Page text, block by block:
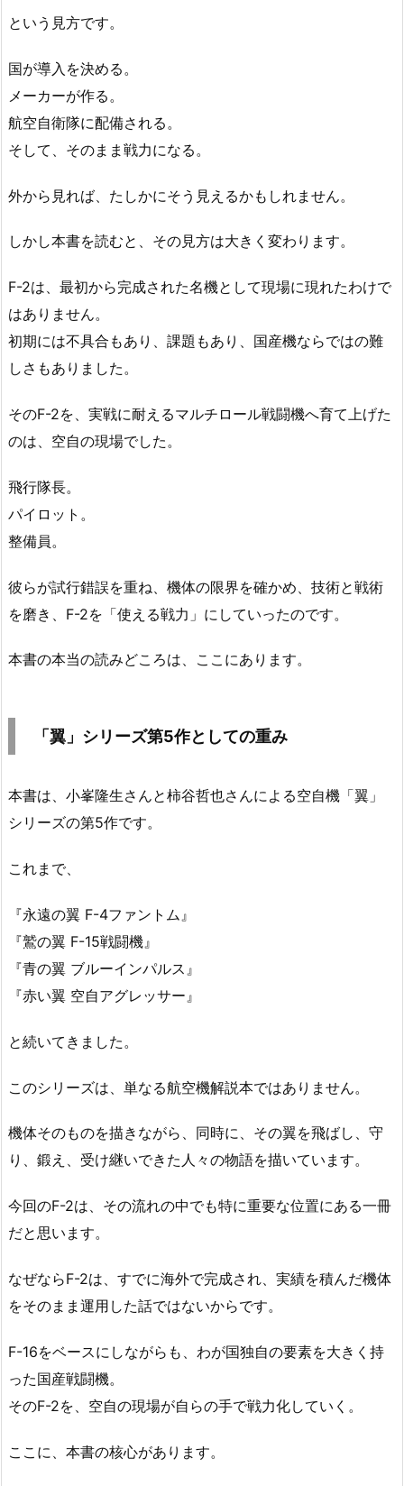
という見方です。
国が導入を決める。
メーカーが作る。
航空自衛隊に配備される。
そして、そのまま戦力になる。
外から見れば、たしかにそう見えるかもしれません。
しかし本書を読むと、その見方は大きく変わります。
F-2は、最初から完成された名機として現場に現れたわけで
はありません。
初期には不具合もあり、課題もあり、国産機ならではの難
しさもありました。
そのF-2を、実戦に耐えるマルチロール戦闘機へ育て上げた
のは、空自の現場でした。
飛行隊長。
パイロット。
整備員。
彼らが試行錯誤を重ね、機体の限界を確かめ、技術と戦術
を磨き、F-2を「使える戦力」にしていったのです。
本書の本当の読みどころは、ここにあります。
「翼」シリーズ第5作としての重み
本書は、小峯隆生さんと柿谷哲也さんによる空自機「翼」
シリーズの第5作です。
これまで、
『永遠の翼 F-4ファントム』
『鷲の翼 F-15戦闘機』
『青の翼 ブルーインパルス』
『赤い翼 空自アグレッサー』
と続いてきました。
このシリーズは、単なる航空機解説本ではありません。
機体そのものを描きながら、同時に、その翼を飛ばし、守
り、鍛え、受け継いできた人々の物語を描いています。
今回のF-2は、その流れの中でも特に重要な位置にある一冊
だと思います。
なぜならF-2は、すでに海外で完成され、実績を積んだ機体
をそのまま運用した話ではないからです。
F-16をベースにしながらも、わが国独自の要素を大きく持
った国産戦闘機。
そのF-2を、空自の現場が自らの手で戦力化していく。
ここに、本書の核心があります。